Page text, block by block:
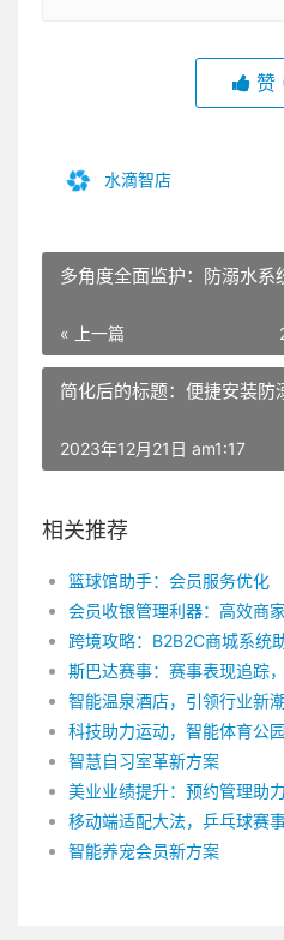
赞
水滴智店
多角度全面监护：防溺水系
« 上一篇
简化后的标题：便捷安装防
2023年12月21日 am1:17
相关推荐
篮球馆助手：会员服务优化
会员收银管理利器：高效商家
跨境攻略：B2B2C商城系统
斯巴达赛事：赛事表现追踪
智能温泉酒店，引领行业新
科技助力运动，智能体育公
智慧自习室革新方案
美业业绩提升：预约管理助
移动端适配大法，乒乓球赛
智能养宠会员新方案